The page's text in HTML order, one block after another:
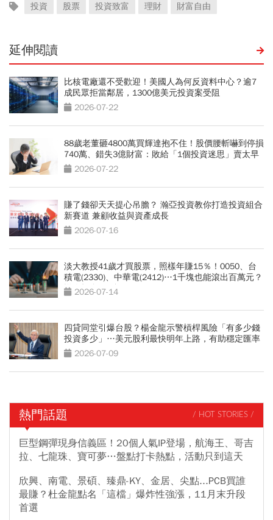
投資 股票 投資致富 理財 財富自由
延伸閱讀
比核電廠還不受歡迎！美國人為何反資料中心？逾7
成民眾拒當鄰居，1300億美元投資案受阻
2026-07-22
88歲老董砸4800萬買輝達抱不住！股價腰斬嚇到停損
740萬、錯失3億財富：敗給「1個投資迷思」賣太早
2026-07-22
賺了錢卻天天提心吊膽？ 瀚亞投資教你打造投資組合
新賽道 兼顧收益與資產成長
2026-07-16
淡大教授41歲才買股票，照樣年賺15％！0050、台
積電(2330)、中華電(2412)…1千塊也能滾出百萬元？
懶人投資4組合
2026-07-14
四貸同堂引爆台股？楊金龍示警槓桿風險「有多少錢
投資多少」…美元股利最快明年上路，有助穩定匯率
2026-07-09
熱門話題 / HOT STORIES /
巨型鋼彈現身信義區！20個人氣IP登場，航海王、哥吉
拉、七龍珠、寶可夢…盤點打卡熱點，活動只到這天
欣興、南電、景碩、臻鼎-KY、金居、尖點...PCB買誰
最賺？杜金龍點名「這檔」爆炸性強漲，11月末升段
首選